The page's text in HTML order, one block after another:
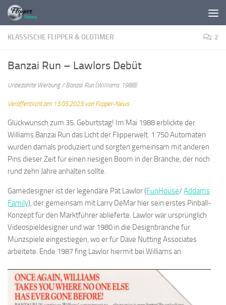
Zum Inhalt springen
KLASSISCHE FLIPPER & OLDTIMER 2
Banzai Run – Lawlors Debüt
Unbezahlte Werbung / Banzai Run (Williams 1988)
Veröffentlicht am 13.05.2023 von Flipper-News
Glückwunsch zum 35. Geburtstag! Im Mai 1988 erblickte der
Williams Banzai Run das Licht der Flipperwelt. 1.750 Automaten
wurden damals produziert und sorgten gemeinsam mit anderen
Pins dieser Zeit für einen riesigen Boom in der Branche, der noch
rund zehn Jahre anhalten sollte.
Gamedesigner ist der legendäre Pat Lawlor (FunHouse/Addams
Family), der gemeinsam mit Larry DeMar hier sein erstes Pinball-
Konzept für den Marktführer ablieferte. Lawlor war ursprünglich
Videospieldesigner und war 1980 in die Designbranche für
Münzspiele eingestiegen, wo er für Dave Nutting Associates
arbeitete. Ende 1987 fing Lawlor hiermit bei Williams an.